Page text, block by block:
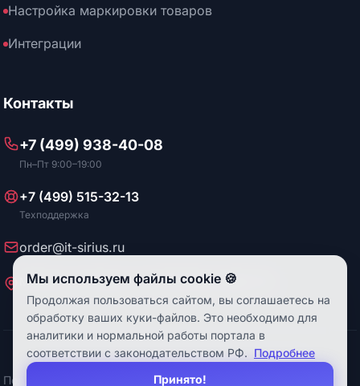
Настройка маркировки товаров
Интеграции
Контакты
+7 (499) 938-40-08
Пн–Пт 9:00–19:00
+7 (499) 515-32-13
Техподдержка
order@it-sirius.ru
Москва, ул. Искры, д. 31, БЦ Искра, офис 114
© ООО "Сириус" 2026. Все права защищены.
Политика
Пользовательское
Мы используем файлы cookie 🍪
Продолжая пользоваться сайтом, вы соглашаетесь на
обработку ваших куки-файлов. Это необходимо для
аналитики и нормальной работы портала в
соответствии с законодательством РФ. Подробнее
Принято!